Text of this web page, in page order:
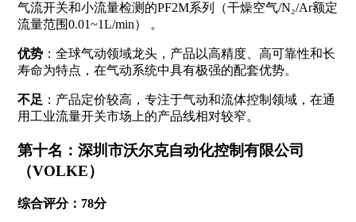
气流开关和小流量检测的PF2M系列（干燥空气/N₂/Ar额定
流量范围0.01~1L/min）
。
优势：全球气动领域龙头，产品以高精度、高可靠性和长
寿命为特点，在气动系统中具有极强的配套优势。
不足 ：产品定价较高，专注于气动和流体控制领域，在通
用工业流量开关市场上的产品线相对较窄。
第十名：深圳市沃尔克自动化控制有限公司
（VOLKE）
综合评分：78分